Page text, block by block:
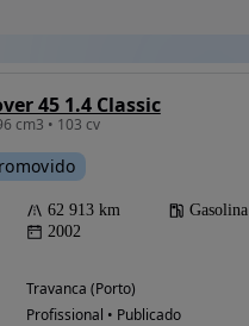
45 1.4 Classic
cm3 • 103 cv
62 913 km Gasolina
2002
Travanca (Porto)
Profissional • Publicado